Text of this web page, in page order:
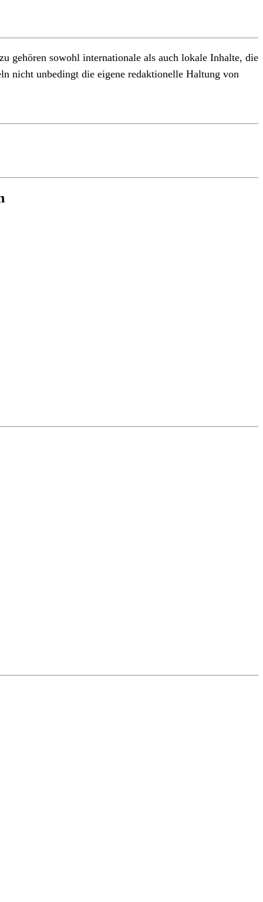
gehören sowohl internationale als auch lokale Inhalte, die
nicht unbedingt die eigene redaktionelle Haltung von